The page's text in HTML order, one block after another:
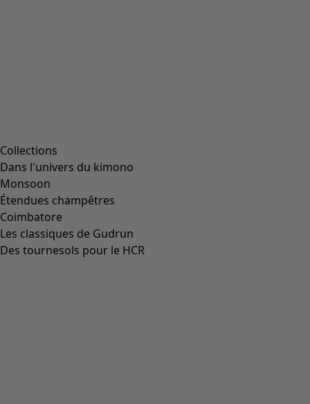
Collections
Dans l'univers du kimono
Monsoon
Étendues champêtres
Coimbatore
Les classiques de Gudrun
Des tournesols pour le HCR